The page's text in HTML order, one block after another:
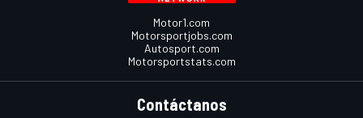
Motor1.com
Motorsportjobs.com
Autosport.com
Motorsportstats.com
Contáctanos